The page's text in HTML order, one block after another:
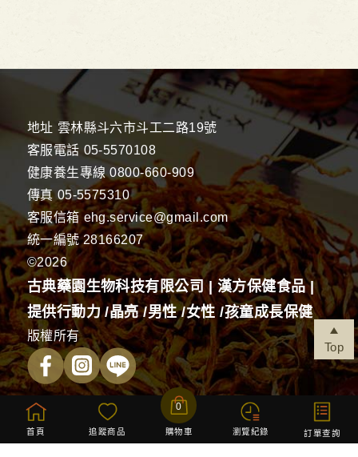
Top
地址 雲林縣斗六市斗工二路19號
客服電話 05-5570108
健康養生專線 0800-660-909
傳真 05-5575310
客服信箱 ehg.service@gmail.com
統一編號 28166207
©2026
古典藥園生物科技有限公司 | 漢方保健食品 |
提供行動力 /晶亮 /男性 /女性 /孩童成長保健
版權所有
首頁 追蹤商品
0
購物車 瀏覽紀錄 訂單查詢